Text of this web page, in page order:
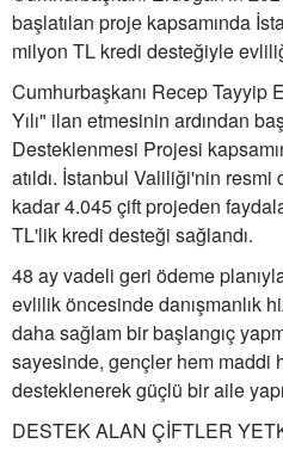
başlatılan proje kapsamında
milyon TL kredi desteğiyle
Cumhurbaşkanı Recep Tayyip
Yılı" ilan etmesinin ardından
Desteklenmesi Projesi
atıldı. İstanbul Valiliği'nin
kadar 4.045 çift projeden
TL'lik kredi desteği sağlandı.
48 ay vadeli geri ödeme
evlilik öncesinde danışmanlık
daha sağlam bir başlangıç
sayesinde, gençler hem maddi
desteklenerek güçlü bir aile
DESTEK ALAN ÇİFTLER